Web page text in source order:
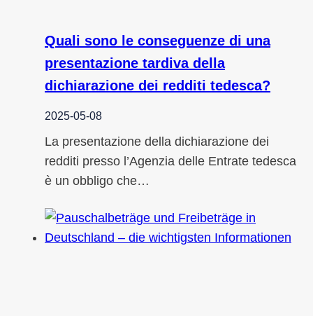
Quali sono le conseguenze di una
presentazione tardiva della
dichiarazione dei redditi tedesca?
2025-05-08
La presentazione della dichiarazione dei
redditi presso l’Agenzia delle Entrate tedesca
è un obbligo che…